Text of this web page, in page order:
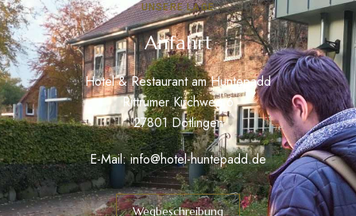
UNSERE LAGE
Anfahrt
Hotel & Restaurant am Huntepadd
Rittrumer Kirchweg 6
27801 Dötlingen
E-Mail:info@hotel-huntepadd.de
Wegbeschreibung